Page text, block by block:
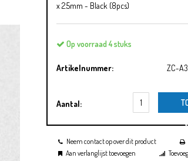
x 2.5mm - Black (8pcs)
Op voorraad 4 stuks
Artikelnummer: ZC-
Aantal:
Neem contact op over dit product
Aan verlanglijst toevoegen